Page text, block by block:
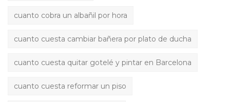
cuanto cobra un albañil por hora
cuanto cuesta cambiar bañera por plato de ducha
cuanto cuesta quitar gotelé y pintar en Barcelona
cuanto cuesta reformar un piso